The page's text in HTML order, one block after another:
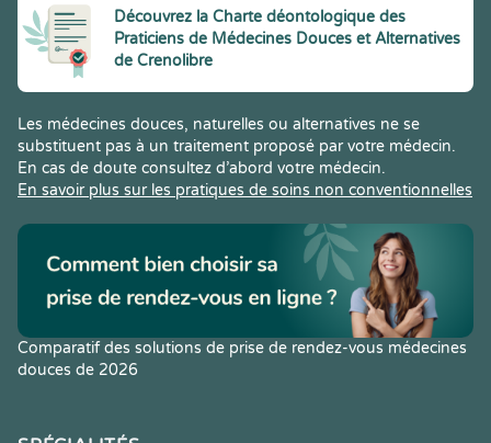
Découvrez la Charte déontologique des
Praticiens de Médecines Douces et Alternatives
de Crenolibre
Les médecines douces, naturelles ou alternatives ne se
substituent pas à un traitement proposé par votre médecin.
En cas de doute consultez d’abord votre médecin.
En savoir plus sur les pratiques de soins non conventionnelles
Comparatif des solutions de prise de rendez-vous médecines
douces de 2026